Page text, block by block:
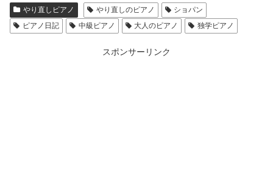
やり直しピアノ やり直しのピアノ
ショパン
ピアノ日記
中級ピアノ 大人のピアノ 独学ピアノ
スポンサーリンク